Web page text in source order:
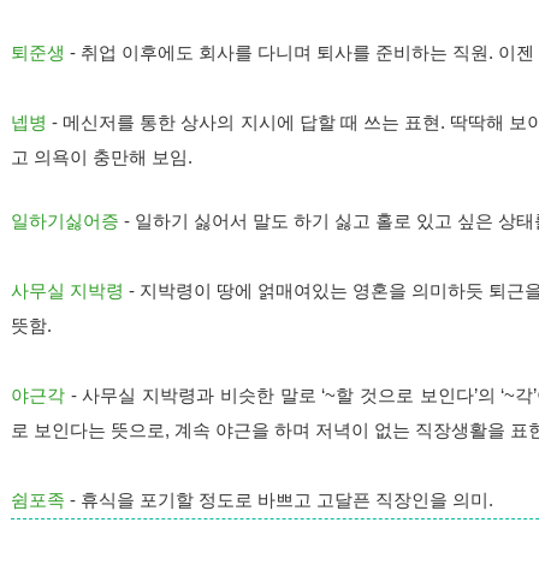
퇴준생 - 취업 이후에도 회사를 다니며 퇴사를 준비하는 직원. 이
넵병 - 메신저를 통한 상사의 지시에 답할 때 쓰는 표현. 딱딱해 보이
고 의욕이 충만해 보임.
일하기싫어증 - 일하기 싫어서 말도 하기 싫고 홀로 있고 싶은 상
사무실 지박령 - 지박령이 땅에 얽매여있는 영혼을 의미하듯 퇴근
뜻함.
야근각 -사무실 지박령과 비슷한 말로 ‘~할 것으로 보인다’의 ‘~
로 보인다는 뜻으로, 계속 야근을 하며 저녁이 없는 직장생활을 표
쉼포족 - 휴식을 포기할 정도로 바쁘고 고달픈 직장인을 의미.